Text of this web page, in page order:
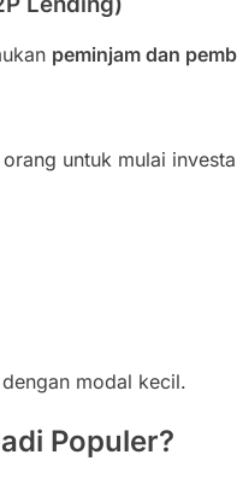
peminjam dan
untuk mulai
modal kecil.
Populer?